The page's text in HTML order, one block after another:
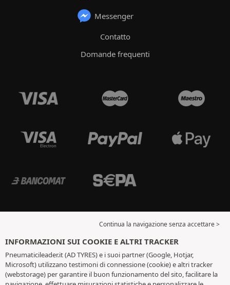
Messenger
Contatto
Domande frequenti
Continua la navigazione senza accettare >
INFORMAZIONI SUI COOKIE E ALTRI TRACKER
Pneumaticileader.it (AD TYRES) e i suoi partner (Google, Hotjar,
Microsoft) utilizzano testimoni di connessione (cookie) e altri tracker
(webstorage) per garantire il buon funzionamento del sito, facilitare la